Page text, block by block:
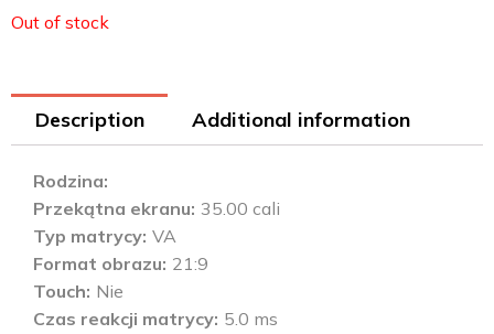
Out of stock
Description Additional information
Rodzina
Przekątna ekranu 35.00 cali
Typ matrycy VA
Format obrazu 21:9
Touch Nie
Czas reakcji matrycy 5.0 ms